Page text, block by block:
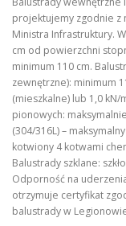
projektujemy zgodnie z
Ministra Infrastruktury.
cm od powierzchni
minimum 110 cm.
zewnętrzne): minimum
(mieszkalne) lub 1,0
pionowych:
(304/316L) –
kotwiony 4 kotwami
Balustrady szklane:
Odporność na
otrzymuje certyfikat
balustrady w